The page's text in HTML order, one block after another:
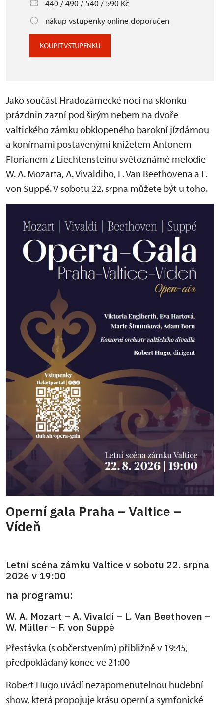
440 / 490 / 540 / 590 Kč
nákup vstupenky online doporučen
KOUPIT VSTUPENKU
Jako součást Hradozámecké noci na sklonku
prázdnin zazní pod širým nebem na dvoře
valtického zámku obklopeného barokní jízdárnou
a konírnami postavenými knížetem Antonem
Florianem z Liechtensteinu světoznámé melodie
W. A. Mozarta, A. Vivaldiho, L. Van Beethovena a F.
von Suppé. V sobotu 22. srpna můžete být u toho.
Operní gala Praha – Valtice –
Vídeň
Letní scéna zámku Valtice v sobotu 22. srpna
2026 v 19:00
na programu:
W. A. Mozart – A. Vivaldi – L. Van Beethoven –
W. Müller – F. von Suppé
Přestávka (s občerstvením) přibližně v 19:45,
předpokládaný konec ve 21:00
Robert Hugo uvádí nezapomenutelnou hudební
show, která propojuje krásu operní a symfonické